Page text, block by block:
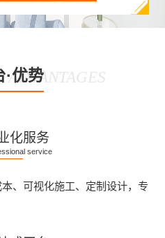
·优势
ADVANTAGES
化服务
service
、可视化施工、定制设计，专